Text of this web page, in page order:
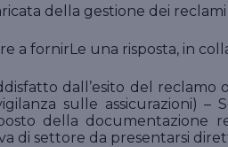
della gestione dei reclami
a fornirLe una risposta, in
dall’esito del
sulle assicurazioni)
della
di settore da presentarsi